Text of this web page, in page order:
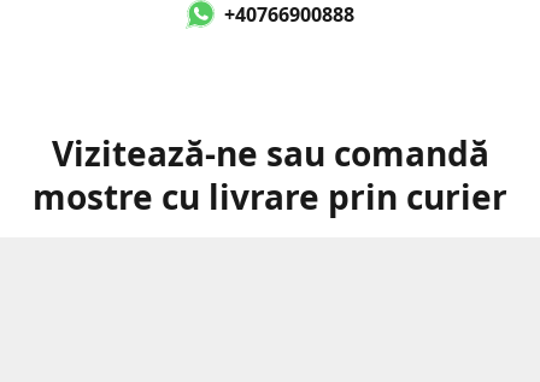
+40766900888
Vizitează-ne sau comandă
mostre cu livrare prin curier